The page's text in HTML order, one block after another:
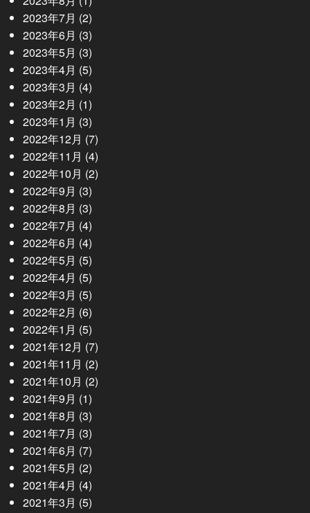
2023年7月 (2)
2023年6月 (3)
2023年5月 (3)
2023年4月 (5)
2023年3月 (4)
2023年2月 (1)
2023年1月 (3)
2022年12月 (7)
2022年11月 (4)
2022年10月 (2)
2022年9月 (3)
2022年8月 (3)
2022年7月 (4)
2022年6月 (4)
2022年5月 (5)
2022年4月 (5)
2022年3月 (5)
2022年2月 (6)
2022年1月 (5)
2021年12月 (7)
2021年11月 (2)
2021年10月 (2)
2021年9月 (1)
2021年8月 (3)
2021年7月 (3)
2021年6月 (7)
2021年5月 (2)
2021年4月 (4)
2021年3月 (5)